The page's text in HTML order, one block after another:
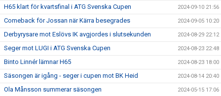
H65 klart för kvartsfinal i ATG Svenska Cupen 2024-09-10 21:56
Comeback för Jossan när Kärra besegrades 2024-09-05 10:20
Derbyrysare mot Eslövs IK avgjordes i slutsekunden 2024-08-29 22:12
Seger mot LUGI i ATG Svenska Cupen 2024-08-23 22:48
Binto Linnér lämnar H65 2024-08-23 18:00
Säsongen är igång - seger i cupen mot BK Heid 2024-08-14 20:40
Ola Månsson summerar säsongen 2024-05-15 17:06